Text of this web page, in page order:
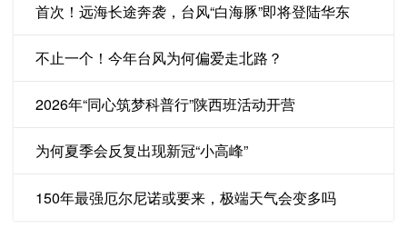
首次！远海长途奔袭，台风“白海豚”即将登陆华东
不止一个！今年台风为何偏爱走北路？
2026年“同心筑梦科普行”陕西班活动开营
为何夏季会反复出现新冠“小高峰”
150年最强厄尔尼诺或要来，极端天气会变多吗